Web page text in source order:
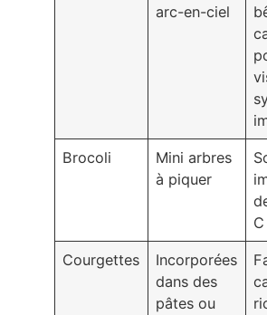
arc-en-ciel
Brocoli
Mini arbres
à piquer
Courgettes
Incorporées
dans des
pâtes ou